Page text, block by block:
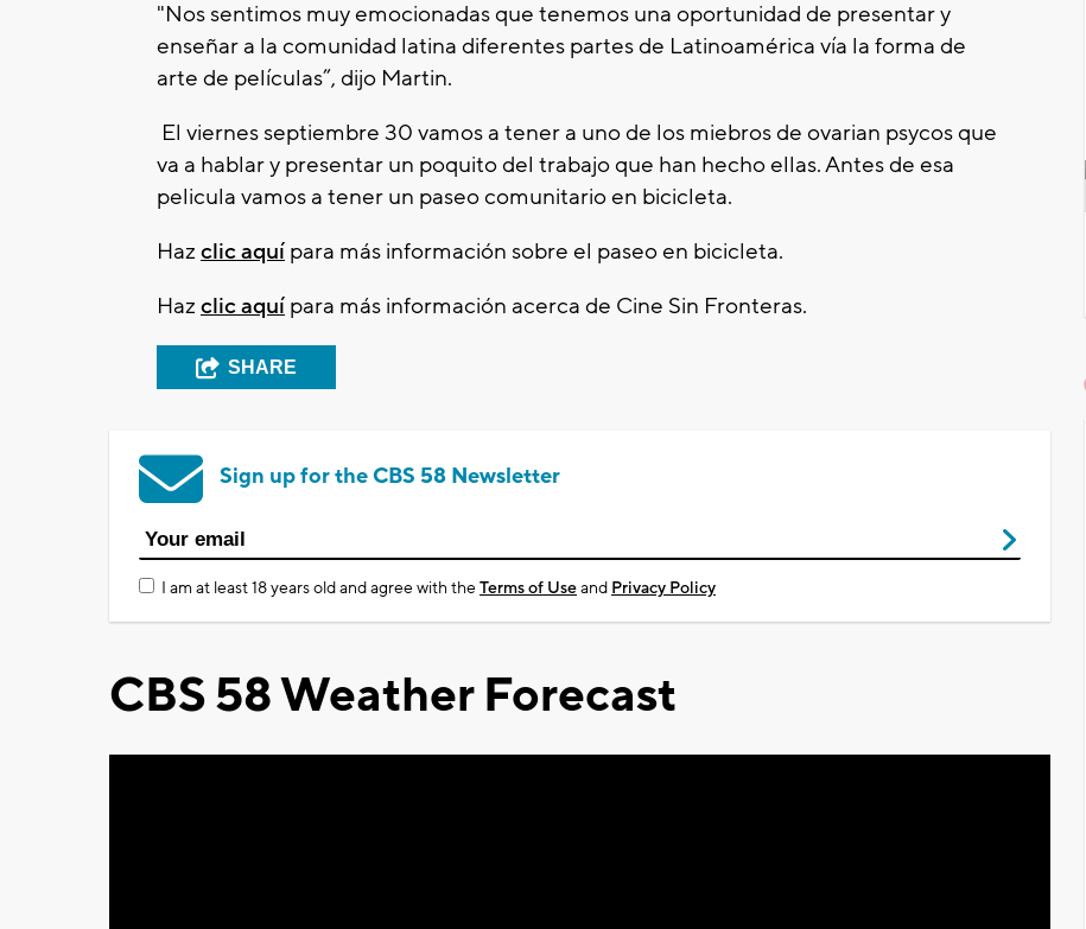
"Nos sentimos muy emocionadas que tenemos una oportunidad de presentar y
enseñar a la comunidad latina diferentes partes de Latinoamérica vía la forma de
arte de películas”, dijo Martin.
El viernes septiembre 30 vamos a tener a uno de los miebros de ovarian psycos que
va a hablar y presentar un poquito del trabajo que han hecho ellas. Antes de esa
pelicula vamos a tener un paseo comunitario en bicicleta.
Haz clic aquí para más información sobre el paseo en bicicleta.
Haz clic aquí para más información acerca de Cine Sin Fronteras.
SHARE
Sign up for the CBS 58 Newsletter
I am at least 18 years old and agree with theTerms of Useand Privacy Policy
CBS 58 Weather Forecast